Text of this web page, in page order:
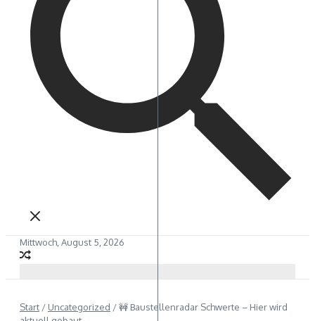
Mittwoch, August 5, 2026
Start / Uncategorized /🚧 Baustellenradar Schwerte – Hier wird